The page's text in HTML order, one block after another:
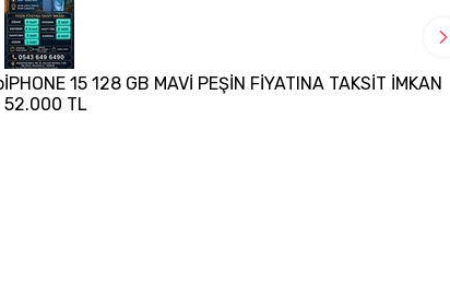
İPHONE 15 128 GB MAVİ PEŞİN FİYATINA TAKSİT İMKANI
52.000 TL